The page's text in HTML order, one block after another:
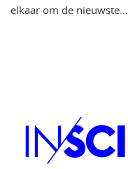
elkaar om de nieuwste…